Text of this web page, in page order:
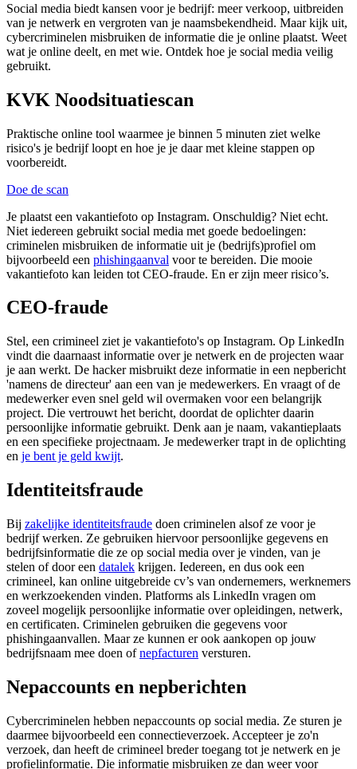
Social media biedt kansen voor je bedrijf: meer verkoop, uitbreiden
van je netwerk en vergroten van je naamsbekendheid. Maar kijk uit,
cybercriminelen misbruiken de informatie die je online plaatst. Weet
wat je online deelt, en met wie. Ontdek hoe je social media veilig
gebruikt.
KVK Noodsituatiescan
Praktische online tool waarmee je binnen 5 minuten ziet welke
risico's je bedrijf loopt en hoe je je daar met kleine stappen op
voorbereidt.
Doe de scan
Je plaatst een vakantiefoto op Instagram. Onschuldig? Niet echt.
Niet iedereen gebruikt social media met goede bedoelingen:
criminelen misbruiken de informatie uit je (bedrijfs)profiel om
bijvoorbeeld een phishingaanval voor te bereiden. Die mooie
vakantiefoto kan leiden tot CEO-fraude. En er zijn meer risico’s.
CEO-fraude
Stel, een crimineel ziet je vakantiefoto's op Instagram. Op LinkedIn
vindt die daarnaast informatie over je netwerk en de projecten waar
je aan werkt. De hacker misbruikt deze informatie in een nepbericht
'namens de directeur' aan een van je medewerkers. En vraagt of de
medewerker even snel geld wil overmaken voor een belangrijk
project. Die vertrouwt het bericht, doordat de oplichter daarin
persoonlijke informatie gebruikt. Denk aan je naam, vakantieplaats
en een specifieke projectnaam. Je medewerker trapt in de oplichting
en je bent je geld kwijt.
Identiteitsfraude
Bij zakelijke identiteitsfraude doen criminelen alsof ze voor je
bedrijf werken. Ze gebruiken hiervoor persoonlijke gegevens en
bedrijfsinformatie die ze op social media over je vinden, van je
stelen of door een datalek krijgen. Iedereen, en dus ook een
crimineel, kan online uitgebreide cv’s van ondernemers, werknemers
en werkzoekenden vinden. Platforms als LinkedIn vragen om
zoveel mogelijk persoonlijke informatie over opleidingen, netwerk,
en certificaten. Criminelen gebruiken die gegevens voor
phishingaanvallen. Maar ze kunnen er ook aankopen op jouw
bedrijfsnaam mee doen ofnepfacturen versturen.
Nepaccounts en nepberichten
Cybercriminelen hebben nepaccounts op social media. Ze sturen je
daarmee bijvoorbeeld een connectieverzoek. Accepteer je zo'n
verzoek, dan heeft de crimineel breder toegang tot je netwerk en je
profielinformatie. Die informatie misbruiken ze dan weer voor